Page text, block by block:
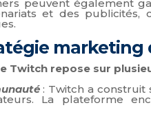
peuvent également
et des
marketing
Twitch repose sur
: Twitch a construit
La plateforme